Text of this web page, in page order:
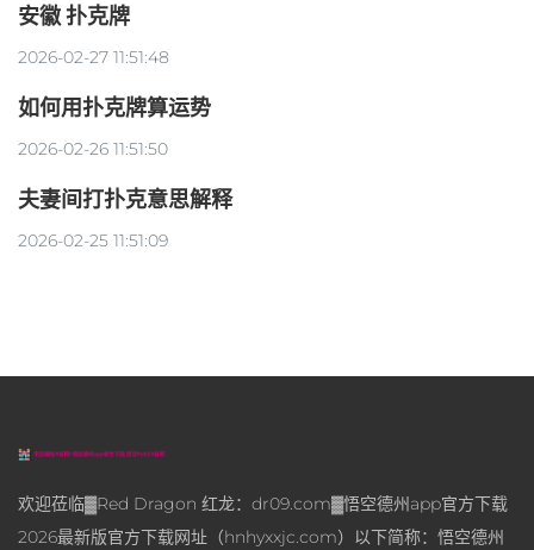
安徽 扑克牌
2026-02-27 11:51:48
如何用扑克牌算运势
2026-02-26 11:51:50
夫妻间打扑克意思解释
2026-02-25 11:51:09
欢迎莅临▓Red Dragon 红龙：dr09.com▓悟空德州app官方下载
2026最新版官方下载网址（hnhyxxjc.com）以下简称：悟空德州